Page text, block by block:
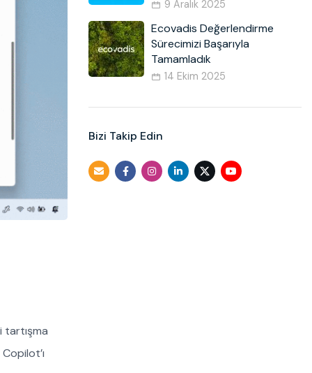
tartışma
9 Aralık 2025
Ecovadis Değerlendirme
Sürecimizi Başarıyla
Tamamladık
14 Ekim 2025
Bizi Takip Edin